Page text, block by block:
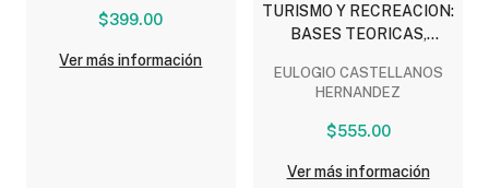
$399.00
Ver más información
TURISMO Y RECREACION:
BASES TEORICAS,
OPERATIVAS
EULOGIO CASTELLANOS
HERNANDEZ
$555.00
Ver más información